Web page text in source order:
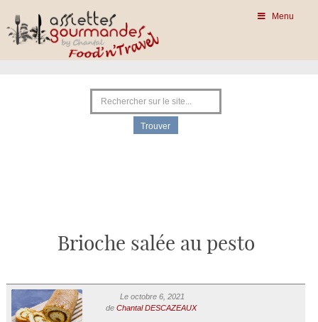
Menu
Brioche salée au pesto
Le octobre 6, 2021
de Chantal DESCAZEAUX